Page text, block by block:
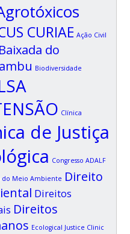
CURIAE Ação Civil
Baixada do
Biodiversidade
Clínica
de Justiça
Congresso ADALF
do Meio Ambiente Direito
Direitos
Direitos
Ecological Justice Clinic